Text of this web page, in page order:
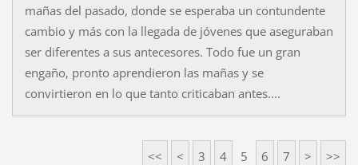
mañas del pasado, donde se esperaba un contundente
cambio y más con la llegada de jóvenes que aseguraban
ser diferentes a sus antecesores. Todo fue un gran
engaño, pronto aprendieron las mañas y se
convirtieron en lo que tanto criticaban antes....
<< < 3 4 5 6 7 > >>